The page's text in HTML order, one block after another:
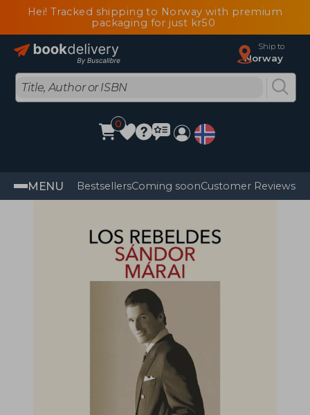
Hei! Tracked shipping to Norway with premium
packaging for just kr50
Ship to
Norway
0
MENU BestsellersComing soonCustomer Reviews